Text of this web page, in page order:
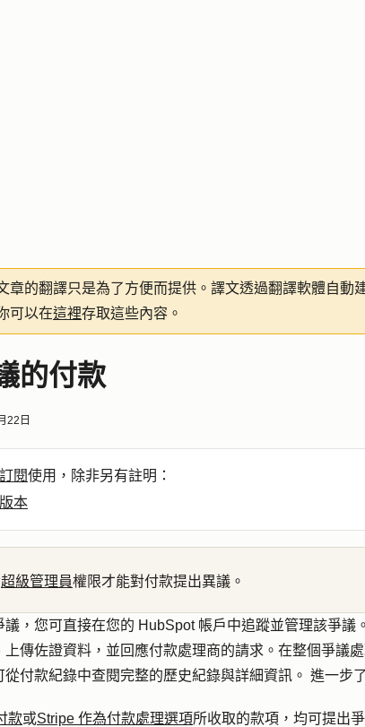
章的翻譯只是為了方便而提供。譯文透過翻譯軟體自
可以在這裡存取這些內容。
的付款
22日
訂閱使用，除非另有註明：
本
超級管理員權限才能對付款提出異議。
議，您可直接在您的 HubSpot 帳戶中追蹤並管理該爭議
傳佐證資料，並回應付款處理商的請求。在整個爭議
從付款紀錄中查閱完整的歷史紀錄與詳細資訊。 進一步
款或Stripe 作為付款處理選項所收取的款項，均可提出爭